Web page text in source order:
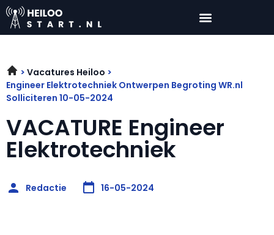
Vacatures Heiloo
Engineer Elektrotechniek Ontwerpen Begroting WR.nl
Solliciteren 10-05-2024
VACATURE Engineer
Elektrotechniek
Redactie 16-05-2024